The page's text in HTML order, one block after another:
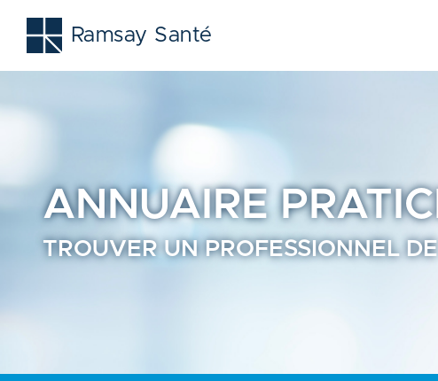
Ramsay Santé
ANNUAIRE
TROUVER UN PROFESSIONNEL